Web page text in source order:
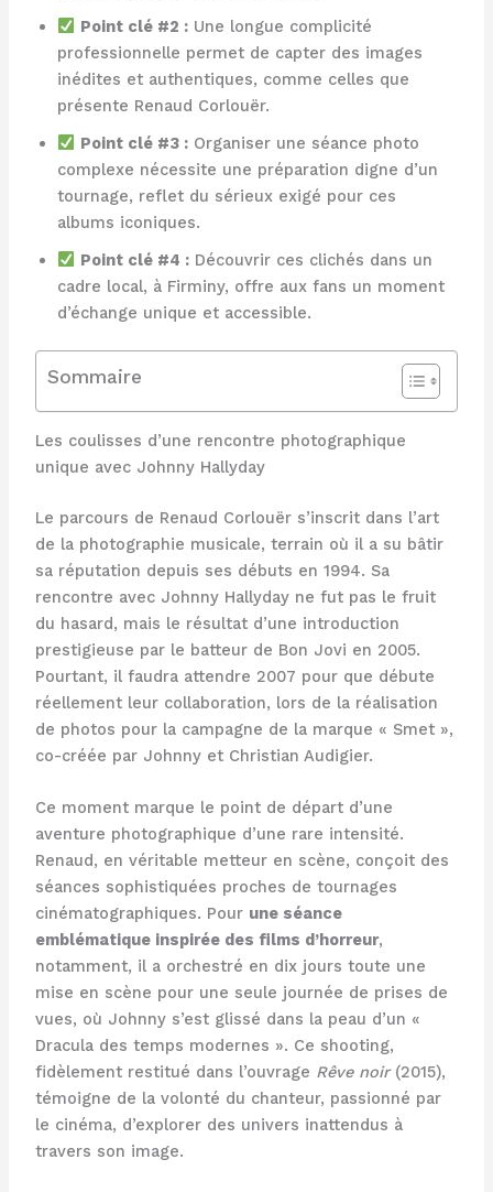
Point clé #2 : Une longue complicité
professionnelle permet de capter des images
inédites et authentiques, comme celles que
présente Renaud Corlouër.
Point clé #3 : Organiser une séance photo
complexe nécessite une préparation digne d’un
tournage, reflet du sérieux exigé pour ces
albums iconiques.
Point clé #4 : Découvrir ces clichés dans un
cadre local, à Firminy, offre aux fans un moment
d’échange unique et accessible.
Sommaire
Les coulisses d’une rencontre photographique
unique avec Johnny Hallyday
Le parcours de Renaud Corlouër s’inscrit dans l’art
de la photographie musicale, terrain où il a su bâtir
sa réputation depuis ses débuts en 1994. Sa
rencontre avec Johnny Hallyday ne fut pas le fruit
du hasard, mais le résultat d’une introduction
prestigieuse par le batteur de Bon Jovi en 2005.
Pourtant, il faudra attendre 2007 pour que débute
réellement leur collaboration, lors de la réalisation
de photos pour la campagne de la marque « Smet »,
co-créée par Johnny et Christian Audigier.
Ce moment marque le point de départ d’une
aventure photographique d’une rare intensité.
Renaud, en véritable metteur en scène, conçoit des
séances sophistiquées proches de tournages
cinématographiques. Pour une séance
emblématique inspirée des films d’horreur,
notamment, il a orchestré en dix jours toute une
mise en scène pour une seule journée de prises de
vues, où Johnny s’est glissé dans la peau d’un «
Dracula des temps modernes ». Ce shooting,
fidèlement restitué dans l’ouvrage Rêve noir(2015),
témoigne de la volonté du chanteur, passionné par
le cinéma, d’explorer des univers inattendus à
travers son image.